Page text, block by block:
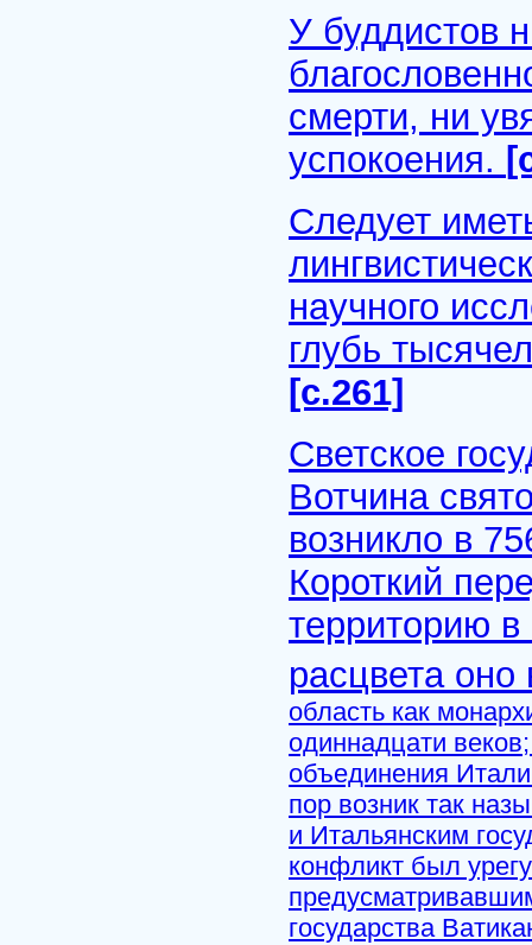
У буддистов
смерти, ни
успокоения.
Следует
научного
глубь
[с.261]
Светское
Вотчина
возникло в
Короткий
территорию
расцвета
область как
одиннадцати
объединения
пор возник так
и Итальянским
конфликт был
государства